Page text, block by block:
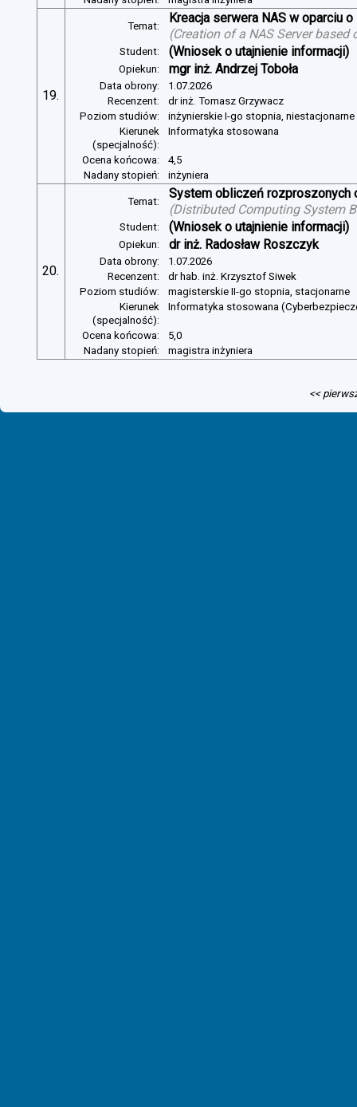
19.
Temat:
Kreacja serwera NAS w oparciu
(Creation of a NAS Server based
Student: (Wniosek o utajnienie informacji)
Opiekun: mgr inż. Andrzej Toboła
Data obrony:
1.07.2026
Recenzent:
dr inż. Tomasz Grzywacz
Poziom studiów:
inżynierskie I-go stopnia, niestacjonarne
Kierunek
(specjalność):
Informatyka stosowana
Ocena końcowa:
4,5
Nadany stopień:
inżyniera
20.
Temat:
System obliczeń rozproszonych
(Distributed Computing System
Student: (Wniosek o utajnienie informacji)
Opiekun: dr inż. Radosław Roszczyk
Data obrony:
1.07.2026
Recenzent:
dr hab. inż. Krzysztof Siwek
Poziom studiów:
magisterskie II-go stopnia, stacjonarne
Kierunek
(specjalność):
Informatyka stosowana
Ocena końcowa:
5,0
Nadany stopień:
magistra inżyniera
<<